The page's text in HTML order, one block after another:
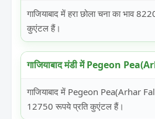
गाजियाबाद में हरा छोला चना का भाव
कुएंटल हैं।
गाजियाबाद मंडी में Pegeon
गाजियाबाद में Pegeon Pea(Arhar
12750 रूपये प्रति कुएंटल हैं।